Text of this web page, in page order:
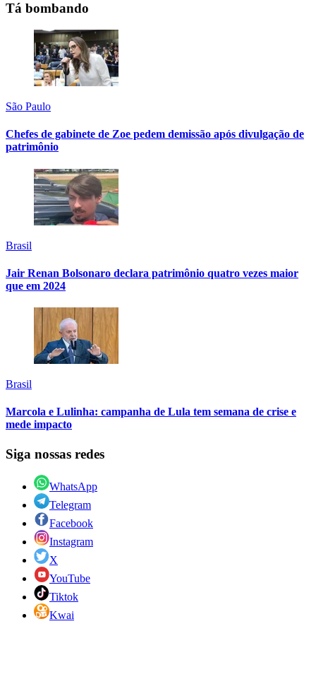
Tá bombando
São Paulo
Chefes de gabinete de Zoe pedem demissão após divulgação de
patrimônio
Brasil
Jair Renan Bolsonaro declara patrimônio quatro vezes maior
que em 2024
Brasil
Marcola e Lulinha: campanha de Lula tem semana de crise e
mede impacto
Siga nossas redes
WhatsApp
Telegram
Facebook
Instagram
X
YouTube
Tiktok
Kwai